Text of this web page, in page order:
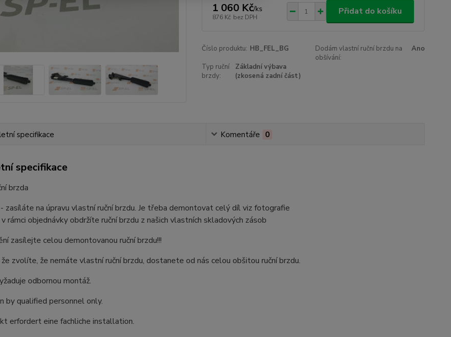
1 060 Kč/ks
876 Kč bez DPH
Přidat do košíku
Číslo produktu: HB_FEL_BG
Dodám vlastní ruční brzdu na
obšívání:
Ano
Typ ruční
brzdy:
Základní výbava
(zkosená zadní část)
specifikace Komentáře 0
specifikace
brzda
zasíláte na úpravu vlastní ruční brzdu. Je třeba demontovat celý díl viz fotografie
rámci objednávky obdržíte ruční brzdu z našich vlastních skladových zásob
zasílejte celou demontovanou ruční brzdu!!!
zvolíte, že nemáte vlastní ruční brzdu, dostanete od nás celou obšitou ruční brzdu.
odbornou montáž.
by qualified personnel only.
erfordert eine fachliche installation.